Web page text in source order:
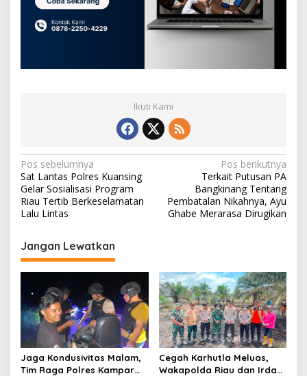
Ikuti Kami
N
a
v
g
a
i
p
o
s
Pos sebelumnya
Sat Lantas Polres Kuansing
Gelar Sosialisasi Program
Riau Tertib Berkeselamatan
Lalu Lintas
Pos berikutnya
Terkait Putusan PA
Bangkinang Tentang
Pembatalan Nikahnya, Ayu
Ghabe Merarasa Dirugikan
Jangan Lewatkan
Jaga Kondusivitas Malam,
Tim Raga Polres Kampar
Cegah Karhutla Meluas,
Wakapolda Riau dan Irdam